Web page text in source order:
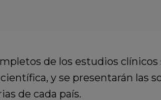
de los estudios
y se presentarán las
de cada país.